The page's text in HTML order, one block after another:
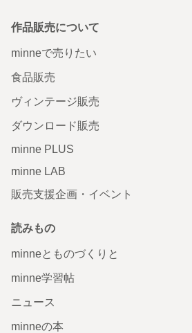
作品販売について
minneで売りたい
食品販売
ヴィンテージ販売
ダウンロード販売
minne PLUS
minne LAB
販売支援企画・イベント
読みもの
minneとものづくりと
minne学習帖
ニュース
minneの本